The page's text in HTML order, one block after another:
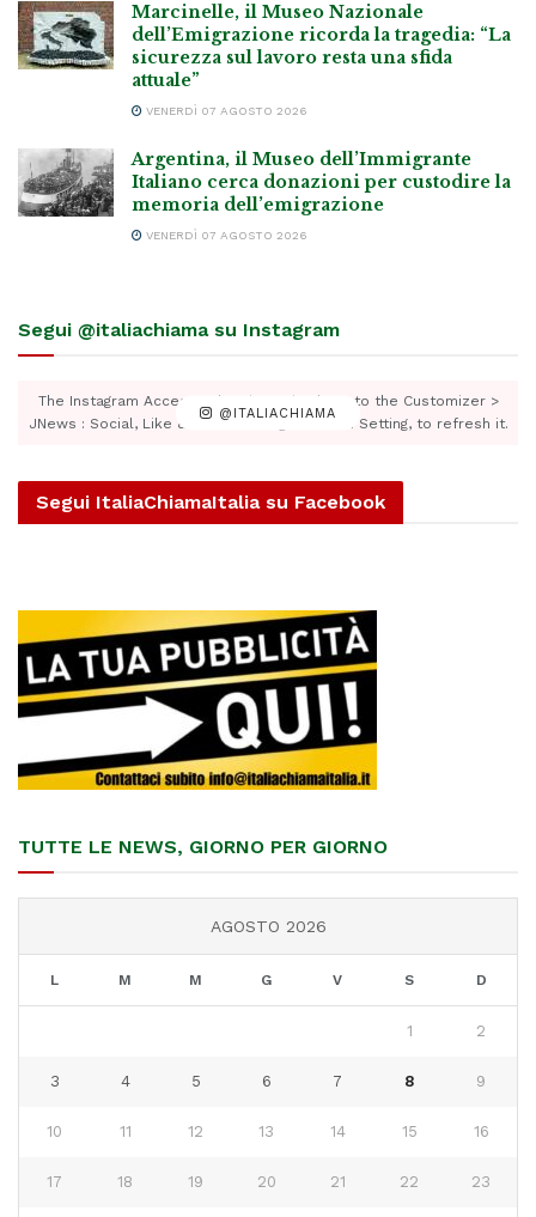
Marcinelle, il Museo Nazionale
dell’Emigrazione ricorda la tragedia: “La
sicurezza sul lavoro resta una sfida
attuale”
VENERDÌ 07 AGOSTO 2026
Argentina, il Museo dell’Immigrante
Italiano cerca donazioni per custodire la
memoria dell’emigrazione
VENERDÌ 07 AGOSTO 2026
Segui @italiachiama su Instagram
@ITALIACHIAMA
The Instagram Access Token is expired, Go to the Customizer >
JNews : Social, Like & View > Instagram Feed Setting, to refresh it.
Segui ItaliaChiamaItalia su Facebook
TUTTE LE NEWS, GIORNO PER GIORNO
AGOSTO 2026
L M M G V S D
1 2
3 4 5 6 7 8 9
10 11 12 13 14 15 16
17 18 19 20 21 22 23